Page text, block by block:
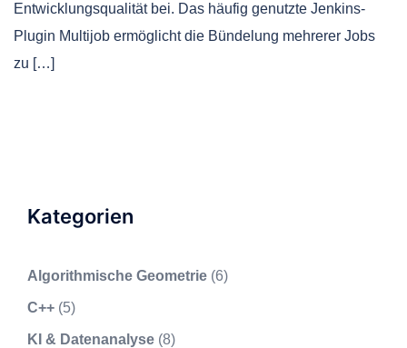
Entwicklungsqualität bei. Das häufig genutzte Jenkins-
Plugin Multijob ermöglicht die Bündelung mehrerer Jobs
zu […]
Kategorien
Algorithmische Geometrie (6)
C++ (5)
KI & Datenanalyse (8)